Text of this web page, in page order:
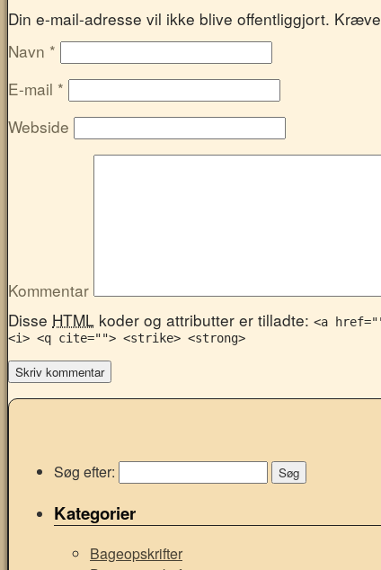
Din e-mail-adresse vil ikke blive offentliggjort.
Navn *
E-mail *
Webside
Kommentar
Disse HTML koder og attributter er tilladte: <a
<i> <q cite=""> <strike> <strong>
Søg efter:
Kategorier
Bageopskrifter